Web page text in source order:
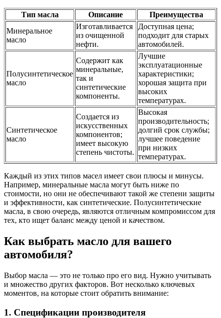
Тип масла Описание
Преимущества
Минеральное
масло
Изготавливается
из очищенной
нефти.
Доступная цена;
подходит для старых
автомобилей.
Полусинтетическое
масло
Содержит как
минеральные,
так и
синтетические
компоненты.
Лучшие
эксплуатационные
характеристики;
хорошая защита при
высоких
температурах.
Синтетическое
масло
Создается из
искусственных
компонентов;
имеет высокую
степень чистоты.
Высокая
производительность;
долгий срок службы;
лучшее поведение
при низких
температурах.
Каждый из этих типов масел имеет свои плюсы и минусы.
Например, минеральные масла могут быть ниже по
стоимости, но они не обеспечивают такой же степени защиты
и эффективности, как синтетические. Полусинтетические
масла, в свою очередь, являются отличным компромиссом для
тех, кто ищет баланс между ценой и качеством.
Как выбрать масло для вашего
автомобиля?
Выбор масла — это не только про его вид. Нужно учитывать
и множество других факторов. Вот несколько ключевых
моментов, на которые стоит обратить внимание:
1. Спецификации производителя